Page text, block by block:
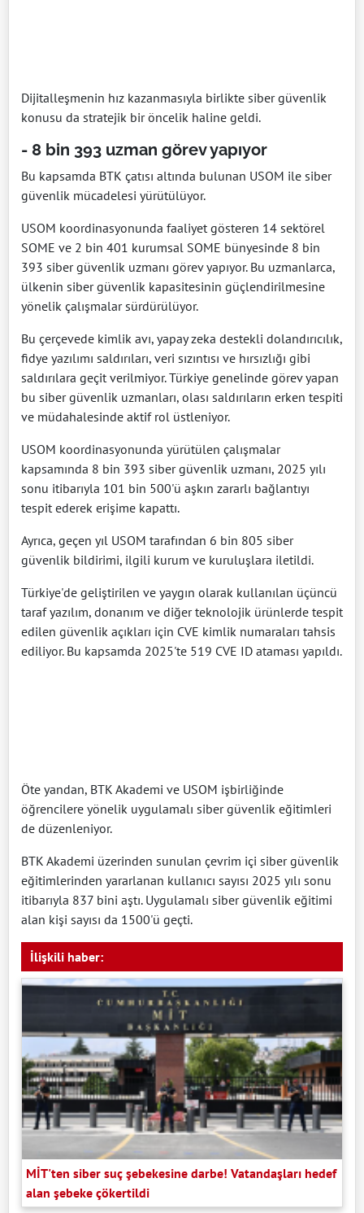
Dijitalleşmenin hız kazanmasıyla birlikte siber güvenlik
konusu da stratejik bir öncelik haline geldi.
- 8 bin 393 uzman görev yapıyor
Bu kapsamda BTK çatısı altında bulunan USOM ile siber
güvenlik mücadelesi yürütülüyor.
USOM koordinasyonunda faaliyet gösteren 14 sektörel
SOME ve 2 bin 401 kurumsal SOME bünyesinde 8 bin
393 siber güvenlik uzmanı görev yapıyor. Bu uzmanlarca,
ülkenin siber güvenlik kapasitesinin güçlendirilmesine
yönelik çalışmalar sürdürülüyor.
Bu çerçevede kimlik avı, yapay zeka destekli dolandırıcılık,
fidye yazılımı saldırıları, veri sızıntısı ve hırsızlığı gibi
saldırılara geçit verilmiyor. Türkiye genelinde görev yapan
bu siber güvenlik uzmanları, olası saldırıların erken tespiti
ve müdahalesinde aktif rol üstleniyor.
USOM koordinasyonunda yürütülen çalışmalar
kapsamında 8 bin 393 siber güvenlik uzmanı, 2025 yılı
sonu itibarıyla 101 bin 500'ü aşkın zararlı bağlantıyı
tespit ederek erişime kapattı.
Ayrıca, geçen yıl USOM tarafından 6 bin 805 siber
güvenlik bildirimi, ilgili kurum ve kuruluşlara iletildi.
Türkiye'de geliştirilen ve yaygın olarak kullanılan üçüncü
taraf yazılım, donanım ve diğer teknolojik ürünlerde tespit
edilen güvenlik açıkları için CVE kimlik numaraları tahsis
ediliyor. Bu kapsamda 2025'te 519 CVE ID ataması yapıldı.
Öte yandan, BTK Akademi ve USOM işbirliğinde
öğrencilere yönelik uygulamalı siber güvenlik eğitimleri
de düzenleniyor.
BTK Akademi üzerinden sunulan çevrim içi siber güvenlik
eğitimlerinden yararlanan kullanıcı sayısı 2025 yılı sonu
itibarıyla 837 bini aştı. Uygulamalı siber güvenlik eğitimi
alan kişi sayısı da 1500'ü geçti.
İlişkili haber:
MİT'ten siber suç şebekesine darbe! Vatandaşları hedef
alan şebeke çökertildi